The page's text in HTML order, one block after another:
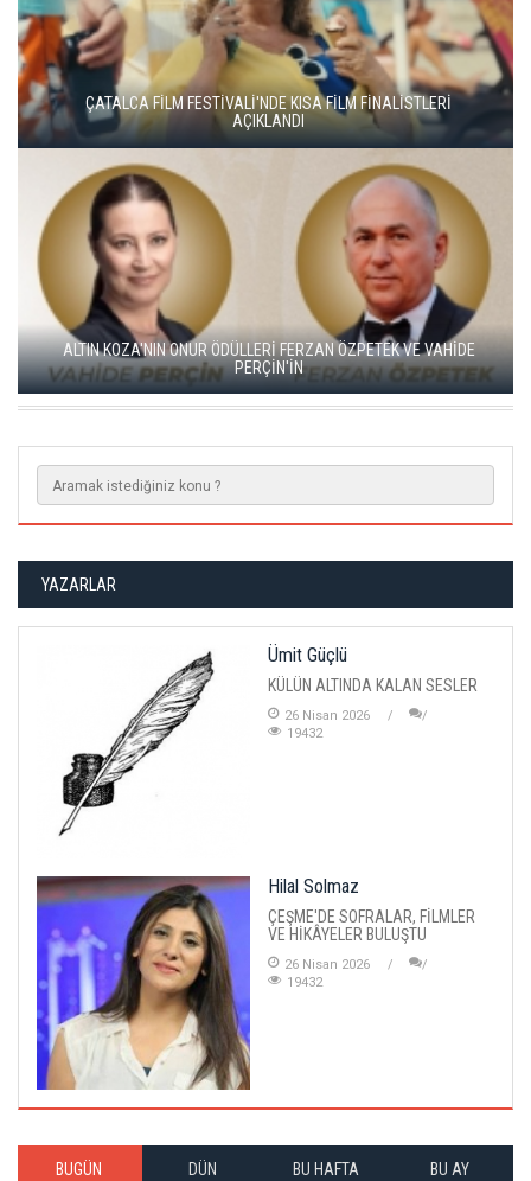
YEŞİM USTAOĞLU'NUN "ARTAKALAN"I SAN SEBASTIÁN'DA
DÜNYA PRÖMİYERİNİ YAPACAK
GO TÜRKİYE MİNİ DİZİLERİNİN YENİ ROTASI DOĞU KARADENİZ
OLDU
YAZARLAR
Ümit Güçlü
KÜLÜN ALTINDA KALAN SESLER
26 Nisan 2026
19432
Hilal Solmaz
ÇEŞME'DE SOFRALAR, FİLMLER
VE HİKÂYELER BULUŞTU
26 Nisan 2026
19432
BUGÜN DÜN BU HAFTA BU AY